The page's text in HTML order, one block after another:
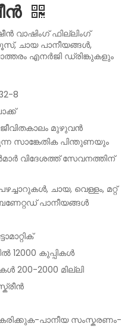
വാഷിംഗ് ഫില്ലിംഗ്
ചായ പാനീയങ്ങൾ,
എനർജി ഡ്രിങ്കുകളും
8
മുഴുവൻ
സാങ്കേതിക പിന്തുണയും
വിദേശത്ത് സേവനത്തിന്
ചായ, വെള്ളം, മറ്റ്
പാനീയങ്ങൾ
12000 കുപ്പികൾ
200-2000 മില്ലി
പാനീയ സംസ്കരണം-